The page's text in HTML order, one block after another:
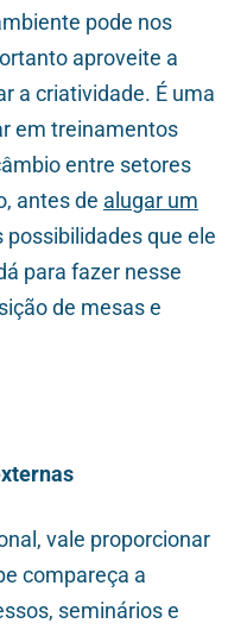
pode nos
aproveite a
a criatividade. É uma
em treinamentos
entre setores
antes de alugar um
possibilidades que ele
para fazer nesse
de mesas e
vale proporcionar
compareça a
seminários e